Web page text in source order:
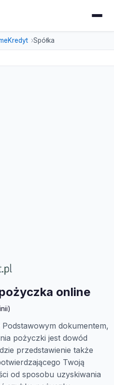
Spółka
online
dokumentem,
pożyczki jest dowód
przedstawienie także
Twoją
od sposobu uzyskiwania